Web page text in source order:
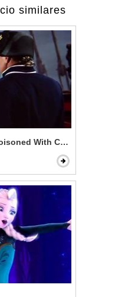
similares
With Contempt